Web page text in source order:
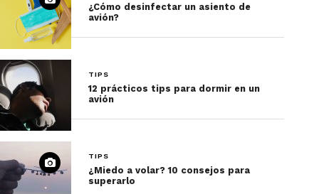
¿Cómo desinfectar un asiento de
avión?
TIPS
12 prácticos tips para dormir en un
avión
TIPS
¿Miedo a volar? 10 consejos para
superarlo